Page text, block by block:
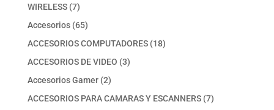
WIRELESS 77
productos
Accesorios 6565
productos
ACCESORIOS COMPUTADORES 1818
ACCESORIOS DE VIDEO 33
Accesorios Gamer 22
productos
ACCESORIOS PARA CAMARAS Y ESCANNERS 77